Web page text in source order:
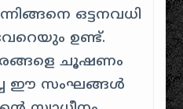
ഒട്ടനവധി
ഉണ്ട്.
ചൂഷണം
ഈ സംഘങ്ങൾ